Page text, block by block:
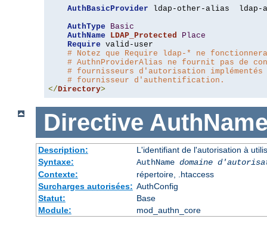
AuthBasicProvider ldap-other-alias  ldap-
AuthType
Basic
AuthName
LDAP_Protected
Place
Require valid-user
# Notez que Require ldap-* ne
# AuthnProviderAlias ne fournit pas de
# fournisseurs d'autorisation implémentés
# fournisseur d'authentification.
</Directory>
Directive
Description:
L'identifiant de l'autorisation à
Syntaxe:
AuthName domaine
Contexte:
répertoire, .htaccess
Surcharges autorisées: AuthConfig
Statut:
Base
Module:
mod_authn_core